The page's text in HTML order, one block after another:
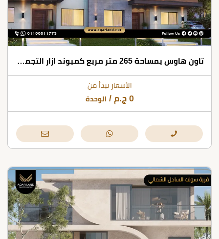
تاون هاوس بمساحة 265 متر مربع كمبوند ازار التجمع الخامس
الأسعار تبدأ من
0 ج.م / الوحدة